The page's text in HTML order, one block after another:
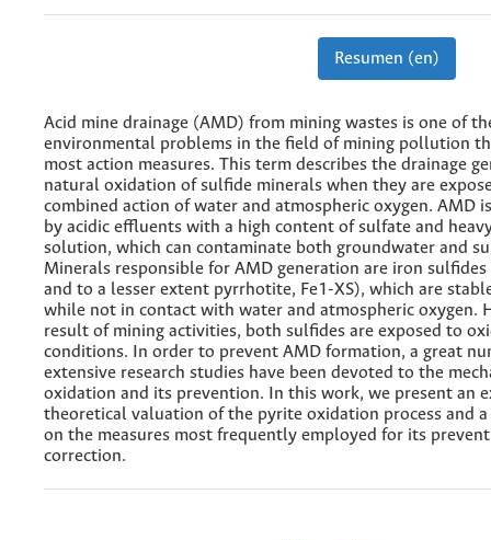
Resumen (en)
Acid mine drainage (AMD) from mining wastes is one of
environmental problems in the field of mining pollution
most action measures. This term describes the drainage
natural oxidation of sulfide minerals when they are
combined action of water and atmospheric oxygen. AMD
by acidic effluents with a high content of sulfate and
solution, which can contaminate both groundwater and
Minerals responsible for AMD generation are iron sulfides
and to a lesser extent pyrrhotite, Fe1-XS), which are
while not in contact with water and atmospheric oxygen.
result of mining activities, both sulfides are exposed to
conditions. In order to prevent AMD formation, a great
extensive research studies have been devoted to the
oxidation and its prevention. In this work, we present an
theoretical valuation of the pyrite oxidation process and a
on the measures most frequently employed for its
correction.